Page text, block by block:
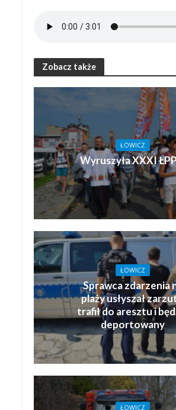
Zobacz także
ŁOWICZ
Wyruszyła XXXI
ŁOWICZ
Sprawca zdarzenia
plaży usłyszał
trafił do aresztu i
deportowany
ŁOWICZ